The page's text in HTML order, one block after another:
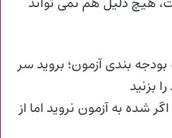
بندی آزمون؛ بروید سر
بزنید
شده به آزمون نروید اما از